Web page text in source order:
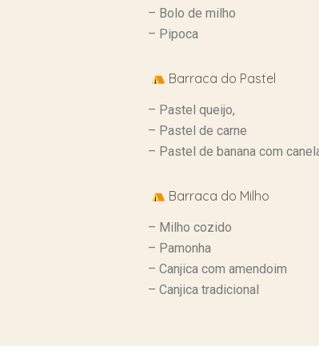
– ⁠Bolo de milho
– ⁠Pipoca
Barraca do Pastel
– ⁠Pastel queijo,
– Pastel de carne
– Pastel de banana com
Barraca do Milho
– ⁠Milho cozido
– ⁠Pamonha
– ⁠Canjica com amendoim
– ⁠Canjica tradicional